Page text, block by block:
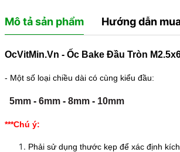
Mô tả sản phẩm Hướng dẫn
OcVitMin.Vn - Ốc Bake Đầu Tròn
- Một số loại chiều dài có cùng kiểu đầu:
5mm- 6mm- 8mm- 10mm
***Chú ý:
Phải sử dụng thước kẹp để xác định